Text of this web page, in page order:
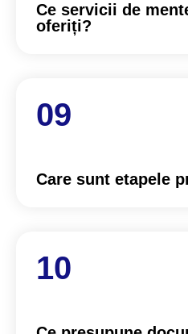
Ce servicii de
oferiți?
Care sunt etapele